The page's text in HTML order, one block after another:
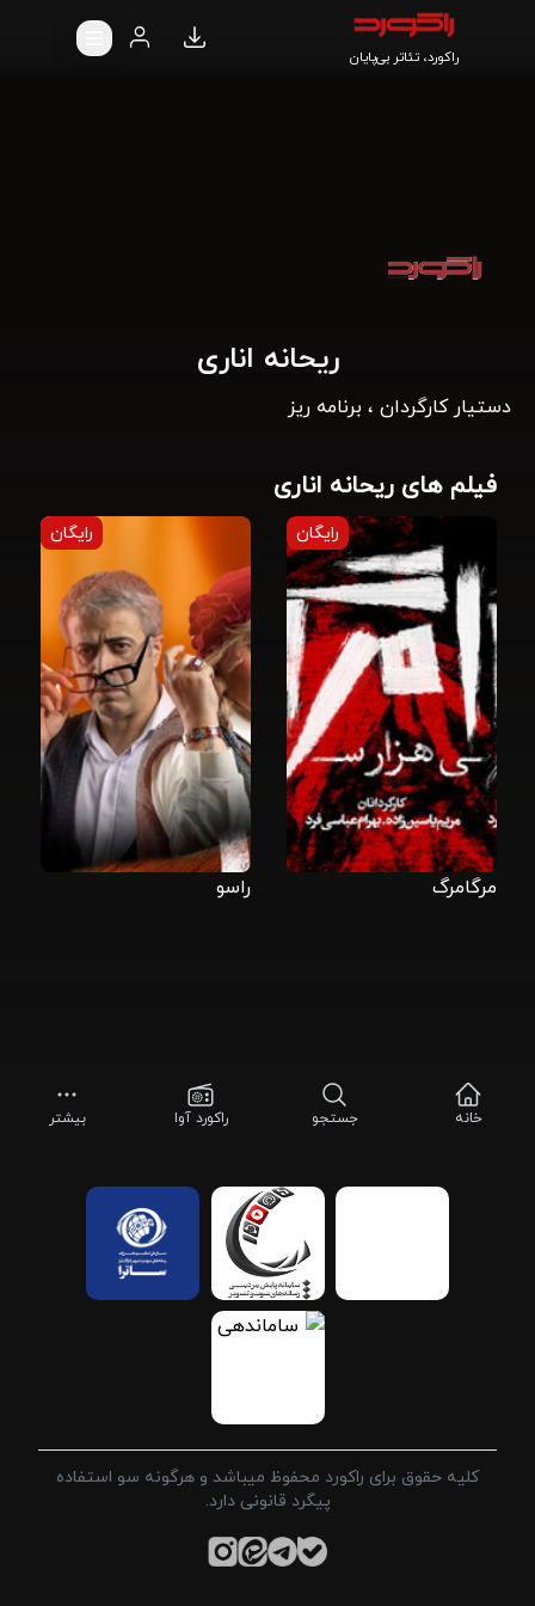
راکورد، تئاتر بی‌پایان
ریحانه اناری
دستیار کارگردان ، برنامه ریز
فیلم های ریحانه اناری
رایگان
مرگامرگ
رایگان
راسو
خانه جستجو راکورد آوا بیشتر
کلیه حقوق برای راکورد محفوظ میباشد و هرگونه سو استفاده
پیگرد قانونی دارد.